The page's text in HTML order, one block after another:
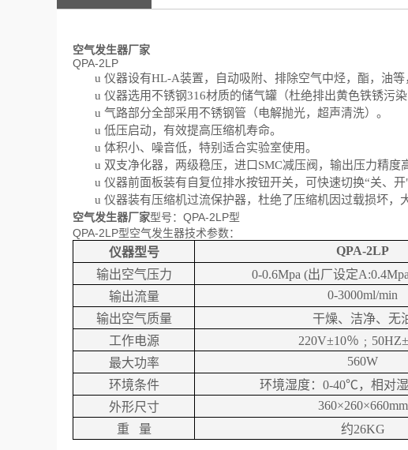
空气发生器厂家
QPA-2LP
u 仪器设有HL-A装置，自动吸附、 排除空气中烃，酯，油等
u 仪器选用不锈钢316材质的储气罐（杜绝排出黄色铁锈污染
u 气路部分全部采用不锈钢管（电解抛光，超声清洗）。
u 低压启动，有效提高压缩机寿命。
u 体积小、
噪音低，特别适合实验室使用。
u 双支净化器， 两级稳压，进口 SMC减压阀， 输出压力精度
u 仪器前面板装有自复位排水按钮开关，可快速切换“关、开
u 仪器装有压缩机过流保护器，杜绝了压缩机因过载损坏，
空气发生器厂家型号：QPA-2LP型
QPA-2LP型空气发生器技术参数：
仪器型号
QPA-2LP
输出空气压力
0-0.6Mpa (出厂设定
输出流量
0-3000ml/min
输出空气质量
干燥、洁净、无
工作电源
220V±10％﹔ 50HZ±
最大功率
560W
环境条件
环境湿度： 0-40℃，相对
外形尺寸
360×260×660mm
重
量 约26KG